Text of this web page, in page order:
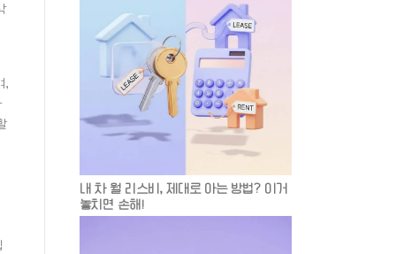
,
내 차 월 리스비, 제대로 아는 방법? 이거
놓치면 손해!